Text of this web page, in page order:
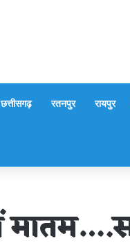
छत्तीसगढ़ रतनपुर रायपुर